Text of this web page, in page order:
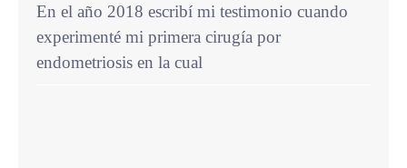
En el año 2018 escribí mi testimonio cuando
experimenté mi primera cirugía por
endometriosis en la cual